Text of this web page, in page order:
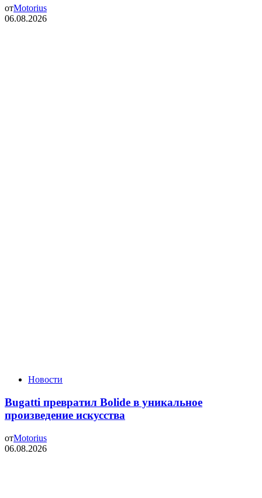
отMotorius
06.08.2026
Новости
Bugatti превратил Bolide в уникальное
произведение искусства
отMotorius
06.08.2026